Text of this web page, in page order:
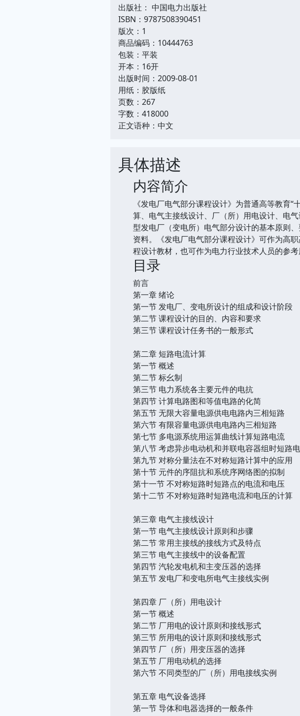
出版社： 中国电力出版社
ISBN：9787508390451
版次：1
商品编码：10444763
包装：平装
开本：16开
出版时间：2009-08-01
用纸：胶版纸
页数：267
字数：418000
正文语种：中文
具体描述
内容简介
《发电厂电气部分课程设计》为普通高等教育
算、电气主接线设计、厂（所）用电设计、电
型发电厂（变电所）电气部分设计的基本原则
资料。《发电厂电气部分课程设计》可作为高
程设计教材，也可作为电力行业技术人员的参考
目录
前言
第一章 绪论
第一节 发电厂、变电所设计的组成和设计阶段
第二节 课程设计的目的、内容和要求
第三节 课程设计任务书的一般形式
第二章 短路电流计算
第一节 概述
第二节 标幺制
第三节 电力系统各主要元件的电抗
第四节 计算电路图和等值电路的化简
第五节 无限大容量电源供电电路内三相短路
第六节 有限容量电源供电电路内三相短路
第七节 多电源系统用运算曲线计算短路电流
第八节 考虑异步电动机和并联电容器组时短路
第九节 对称分量法在不对称短路计算中的应用
第十节 元件的序阻抗和系统序网络图的拟制
第十一节 不对称短路时短路点的电流和电压
第十二节 不对称短路时短路电流和电压的计算
第三章 电气主接线设计
第一节 电气主接线设计原则和步骤
第二节 常用主接线的接线方式及特点
第三节 电气主接线中的设备配置
第四节 汽轮发电机和主变压器的选择
第五节 发电厂和变电所电气主接线实例
第四章 厂（所）用电设计
第一节 概述
第二节 厂用电的设计原则和接线形式
第三节 所用电的设计原则和接线形式
第四节 厂（所）用变压器的选择
第五节 厂用电动机的选择
第六节 不同类型的厂（所）用电接线实例
第五章 电气设备选择
第一节 导体和电器选择的一般条件